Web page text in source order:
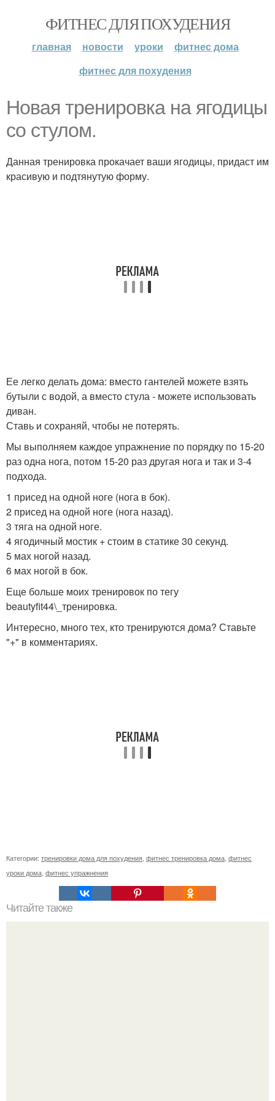
ФИТНЕС ДЛЯ ПОХУДЕНИЯ
главная новости уроки
фитнес дома
фитнес для похудения
Новая тренировка на ягодицы
со стулом.
Данная тренировка прокачает ваши ягодицы, придаст им
красивую и подтянутую форму.
Ее легко делать дома: вместо гантелей можете взять
бутыли с водой, а вместо стула - можете использовать
диван.
Ставь и сохраняй, чтобы не потерять.
Мы выполняем каждое упражнение по порядку по 15-20
раз одна нога, потом 15-20 раз другая нога и так и 3-4
подхода.
1 присед на одной ноге (нога в бок).
2 присед на одной ноге (нога назад).
3 тяга на одной ноге.
4 ягодичный мостик + стоим в статике 30 секунд.
5 мах ногой назад.
6 мах ногой в бок.
Еще больше моих тренировок по тегу
beautyfit44\_тренировка.
Интересно, много тех, кто тренируются дома? Ставьте
"+" в комментариях.
Категории: тренировки дома для похудения фитнес тренировка дома фитнес
уроки дома фитнес упражнения
Читайте также